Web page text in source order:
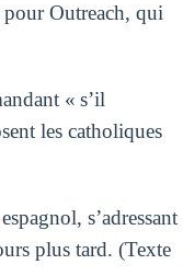
Outreach, qui
« s’il
les catholiques
s’adressant
plus tard. (Texte